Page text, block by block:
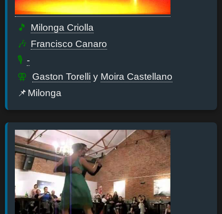
Milonga Criolla
Francisco Canaro
-
Gaston Torelli y Moira Castellano
Milonga